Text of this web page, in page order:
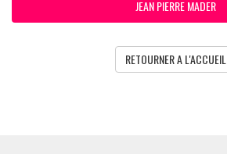
JEAN PIERRE MADER
RETOURNER A L'ACCUEIL